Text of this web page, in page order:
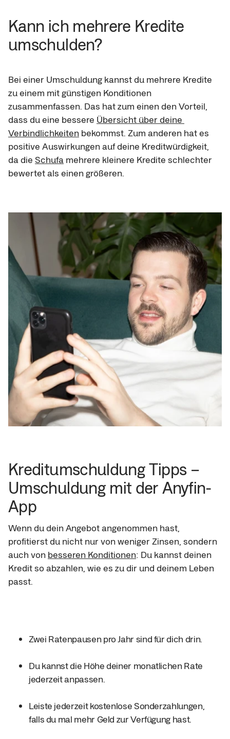
Kann ich mehrere Kredite
umschulden?
Bei einer Umschuldung kannst du mehrere Kredite
zu einem mit günstigen Konditionen
zusammenfassen. Das hat zum einen den Vorteil,
dass du eine bessere Übersicht über deine
Verbindlichkeiten bekommst. Zum anderen hat es
positive Auswirkungen auf deine Kreditwürdigkeit,
da die Schufa mehrere kleinere Kredite schlechter
bewertet als einen größeren.
Kreditumschuldung Tipps –
Umschuldung mit der Anyfin-
App
Wenn du dein Angebot angenommen hast,
profitierst du nicht nur von weniger Zinsen, sondern
auch von besseren Konditionen: Du kannst deinen
Kredit so abzahlen, wie es zu dir und deinem Leben
passt.
Zwei Ratenpausen pro Jahr sind für dich drin.
Du kannst die Höhe deiner monatlichen Rate
jederzeit anpassen.
Leiste jederzeit kostenlose Sonderzahlungen,
falls du mal mehr Geld zur Verfügung hast.